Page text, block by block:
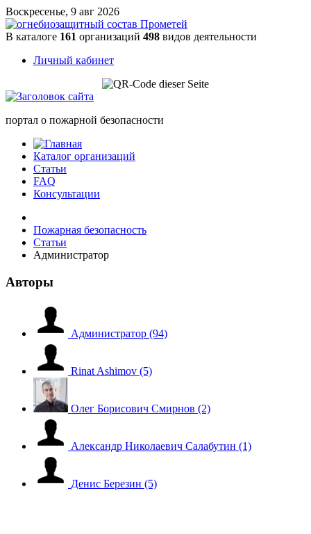
Воскресенье, 9 авг 2026
В каталоге 161 организаций 498 видов деятельности
Личный кабинет
портал о пожарной безопасности
Каталог организаций
Статьи
FAQ
Консультации
Пожарная безопасность
Статьи
Администратор
Авторы
Администратор (94)
Rinat Ashimov (5)
Олег Борисович Смирнов (2)
Александр Николаевич Салабутин (1)
Денис Березин (5)